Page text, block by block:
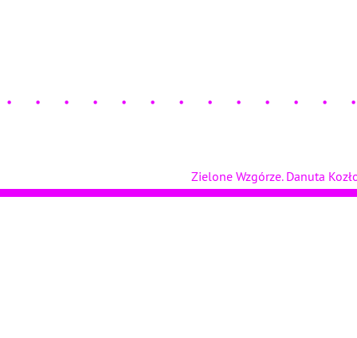
Zielone Wzgórze. Danuta